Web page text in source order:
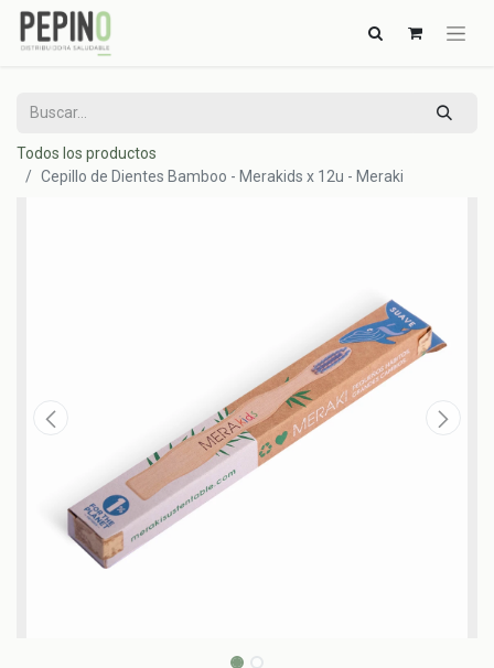
Todos los productos
Cepillo de Dientes Bamboo - Merakids x 12u - Meraki